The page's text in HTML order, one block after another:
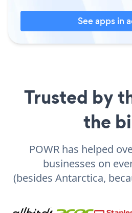
See apps in
Trusted by
the
POWR has helped
businesses on
(besides Antarctica,